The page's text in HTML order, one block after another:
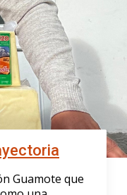
Guamote que